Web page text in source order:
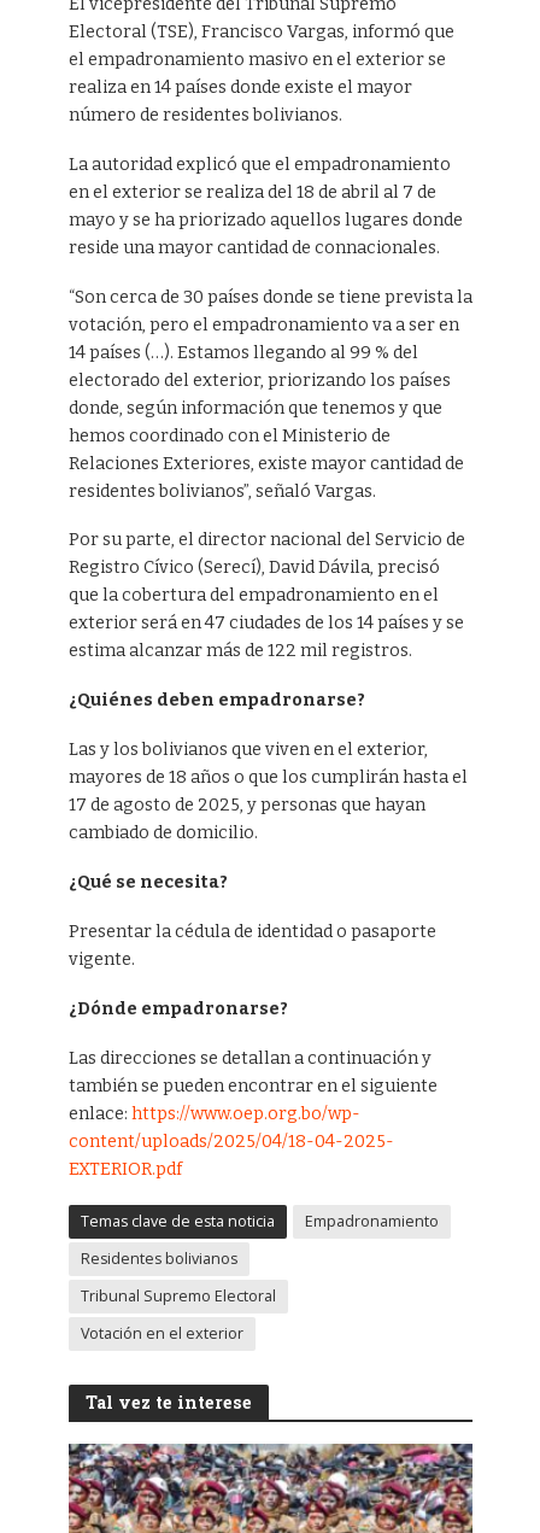
Electoral (TSE), Francisco Vargas, informó que
el empadronamiento masivo en el exterior se
realiza en 14 países donde existe el mayor
número de residentes bolivianos.
La autoridad explicó que el empadronamiento
en el exterior se realiza del 18 de abril al 7 de
mayo y se ha priorizado aquellos lugares donde
reside una mayor cantidad de connacionales.
“Son cerca de 30 países donde se tiene prevista la
votación, pero el empadronamiento va a ser en
14 países (…). Estamos llegando al 99 % del
electorado del exterior, priorizando los países
donde, según información que tenemos y que
hemos coordinado con el Ministerio de
Relaciones Exteriores, existe mayor cantidad de
residentes bolivianos”, señaló Vargas.
Por su parte, el director nacional del Servicio de
Registro Cívico (Serecí), David Dávila, precisó
que la cobertura del empadronamiento en el
exterior será en 47 ciudades de los 14 países y se
estima alcanzar más de 122 mil registros.
¿Quiénes deben empadronarse?
Las y los bolivianos que viven en el exterior,
mayores de 18 años o que los cumplirán hasta el
17 de agosto de 2025, y personas que hayan
cambiado de domicilio.
¿Qué se necesita?
Presentar la cédula de identidad o pasaporte
vigente.
¿Dónde empadronarse?
Las direcciones se detallan a continuación y
también se pueden encontrar en el siguiente
enlace: https://www.oep.org.bo/wp-
content/uploads/2025/04/18-04-2025-
EXTERIOR.pdf
Temas clave de esta noticia
Empadronamiento
Residentes bolivianos
Tribunal Supremo Electoral
Votación en el exterior
Tal vez te interese